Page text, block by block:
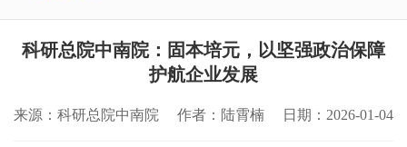
科研总院中南院：固本培元，以坚强政治保障
护航企业发展
来源：科研总院中南院 作者：陆霄楠 日期：2026-01-04